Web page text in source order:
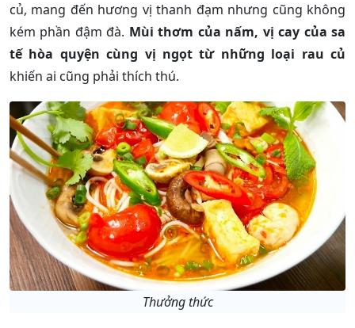
củ, mang đến hương vị thanh đạm nhưng cũng không
kém phần đậm đà. Mùi thơm của nấm, vị cay của sa
tế hòa quyện cùng vị ngọt từ những loại rau củ
khiến ai cũng phải thích thú.
Thưởng thức